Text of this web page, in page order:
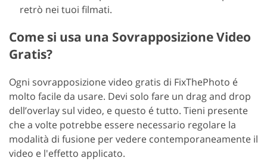
retrò nei tuoi filmati.
Come si usa una Sovrapposizione Video
Gratis?
Ogni sovrapposizione video gratis di FixThePhoto é
molto facile da usare. Devi solo fare un drag and drop
dell’overlay sul video, e questo é tutto. Tieni presente
che a volte potrebbe essere necessario regolare la
modalità di fusione per vedere contemporaneamente il
video e l'effetto applicato.